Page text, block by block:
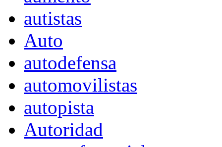
autistas
Auto
autodefensa
automovilistas
autopista
Autoridad